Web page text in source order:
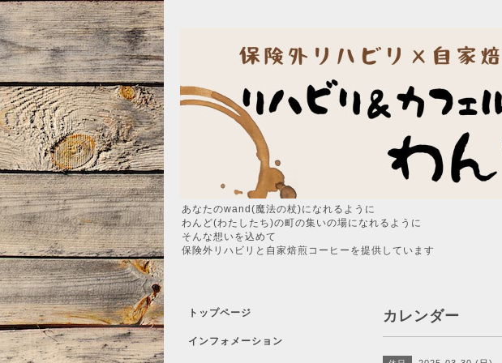
あなたのwand(魔法の杖)になれるように
わんど(わたしたち)の町の集いの場になれるように
そんな想いを込めて
保険外リハビリと自家焙煎コーヒーを提供しています
カレンダー
トップページ
インフォメーション